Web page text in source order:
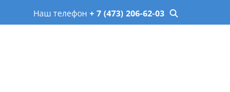
Наш телефон + 7 (473) 206-62-03